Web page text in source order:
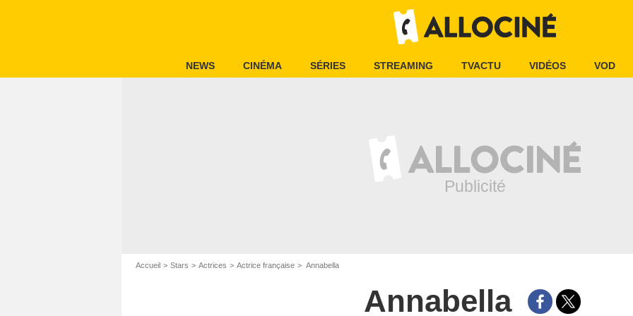
NEWS CINÉMA SÉRIES STREAMING TVACTU VIDÉOS VOD
Accueil Stars Actrices Actrice française Annabella
Annabella